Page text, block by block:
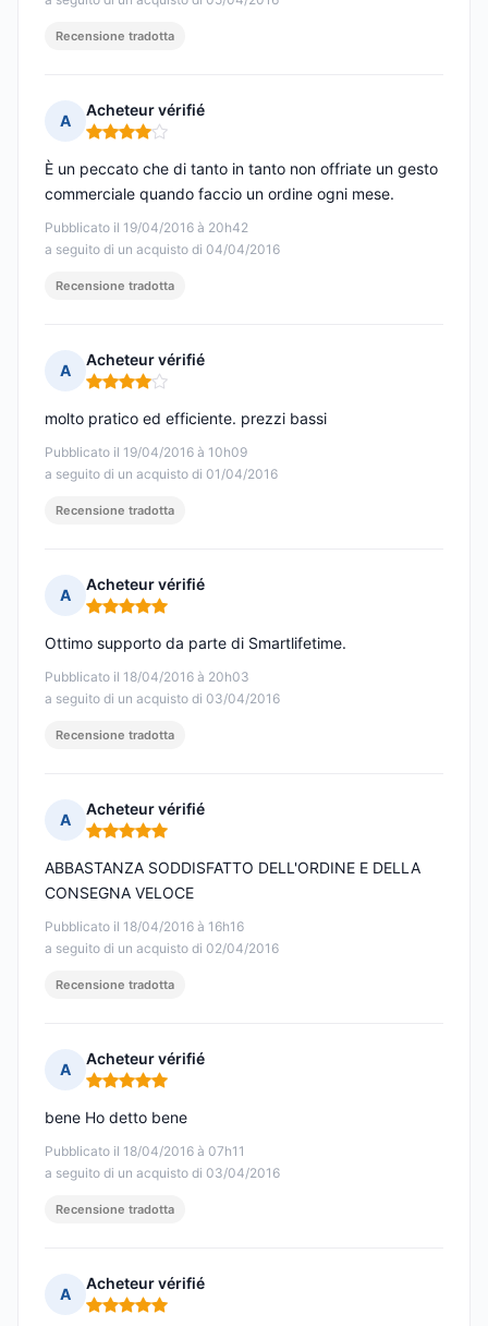
Recensione tradotta
A
Acheteur vérifié
Nota: 4 su 5
Pubblicato il 19/04/2016 à 20h42
a seguito di un acquisto di 04/04/2016
È un peccato che di tanto in tanto non offriate un gesto
commerciale quando faccio un ordine ogni mese.
Recensione tradotta
A
Acheteur vérifié
Nota: 4 su 5
Pubblicato il 19/04/2016 à 10h09
a seguito di un acquisto di 01/04/2016
molto pratico ed efficiente. prezzi bassi
Recensione tradotta
A
Acheteur vérifié
Nota: 5 su 5
Pubblicato il 18/04/2016 à 20h03
a seguito di un acquisto di 03/04/2016
Ottimo supporto da parte di Smartlifetime.
Recensione tradotta
A
Acheteur vérifié
Nota: 5 su 5
Pubblicato il 18/04/2016 à 16h16
a seguito di un acquisto di 02/04/2016
ABBASTANZA SODDISFATTO DELL'ORDINE E DELLA
CONSEGNA VELOCE
Recensione tradotta
A
Acheteur vérifié
Nota: 5 su 5
Pubblicato il 18/04/2016 à 07h11
a seguito di un acquisto di 03/04/2016
bene Ho detto bene
Recensione tradotta
A
Acheteur vérifié
Nota: 5 su 5